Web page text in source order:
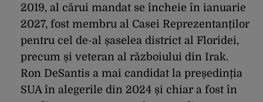
2019, al cărui mandat se încheie în ianuarie
2027, fost membru al Casei Reprezentanților
pentru cel de-al șaselea district al Floridei,
precum și veteran al războiului din Irak.
Ron DeSantis a mai candidat la președinția
SUA în alegerile din 2024 și chiar a fost în